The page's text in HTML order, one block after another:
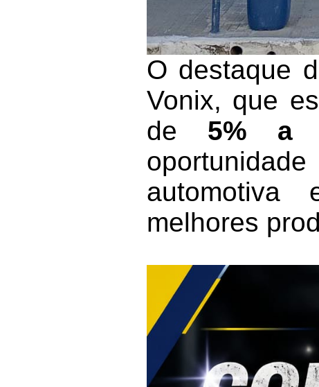
O destaque
Vonix, que
de 5% a
automotiva
melhores